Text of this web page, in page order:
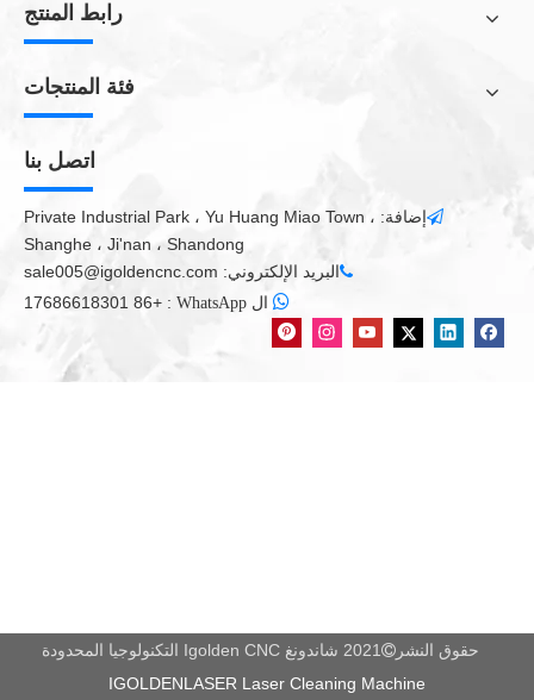
رابط المنتج
فئة المنتجات
اتصل بنا

إضافة: Private Industrial Park ، Yu Huang Miao Town ،
Shanghe ، Ji'nan ، Shandong
البريد الإلكتروني: sale005@igoldencnc.com

ال WhatsApp :
+86 17686618301
حقوق النشر 2021 شاندونغ Igolden CNC التكنولوجيا المحدودة
IGOLDENLASER Laser Cleaning Machine